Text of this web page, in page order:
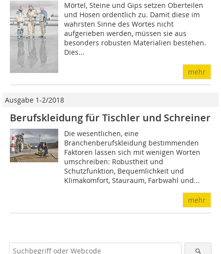
Mörtel, Steine und Gips setzen Oberteilen
und Hosen ordentlich zu. Damit diese im
wahrsten Sinne des Wortes nicht
aufgerieben werden, müssen sie aus
besonders robusten Materialien bestehen.
Dies...
mehr
Ausgabe 1-2/2018
Berufskleidung für Tischler und Schreiner
Die wesentlichen, eine
Branchenberufskleidung bestimmenden
Faktoren lassen sich mit wenigen Worten
umschreiben: Robustheit und
Schutzfunktion, Bequemlichkeit und
Klimakomfort, Stauraum, Farbwahl und...
mehr